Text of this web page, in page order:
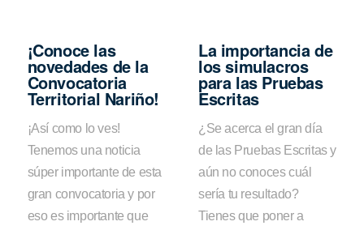
¡Conoce las
novedades de la
Convocatoria
Territorial Nariño!
¡Así como lo ves!
Tenemos una noticia
súper importante de esta
gran convocatoria y por
eso es importante que
La importancia de
los simulacros
para las Pruebas
Escritas
¿Se acerca el gran día
de las Pruebas Escritas y
aún no conoces cuál
sería tu resultado?
Tienes que poner a